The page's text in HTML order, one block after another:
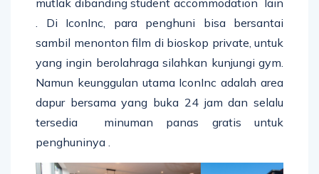
. Di IconInc, para penghuni bisa bersantai
sambil menonton film di bioskop private, untuk
yang ingin berolahraga silahkan kunjungi gym.
Namun keunggulan utama IconInc adalah area
dapur bersama yang buka 24 jam dan selalu
tersedia minuman panas gratis untuk
penghuninya .